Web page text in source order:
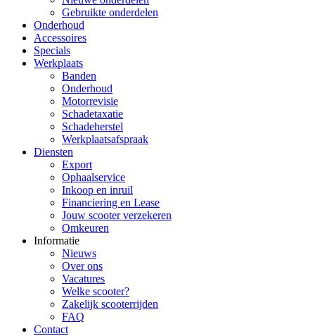
Gebruikte onderdelen
Onderhoud
Accessoires
Specials
Werkplaats
Banden
Onderhoud
Motorrevisie
Schadetaxatie
Schadeherstel
Werkplaatsafspraak
Diensten
Export
Ophaalservice
Inkoop en inruil
Financiering en Lease
Jouw scooter verzekeren
Omkeuren
Informatie
Nieuws
Over ons
Vacatures
Welke scooter?
Zakelijk scooterrijden
FAQ
Contact